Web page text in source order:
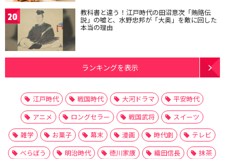
20 教科書と違う！江戸時代の田沼意次「賄賂伝
説」の嘘と、水野忠邦が「大奥」を敵に回した
本当の理由
ランキングを表示
江戸時代 戦国時代 大河ドラマ
平安時代
アニメ
ロングセラー 戦国武将
スイーツ
雑学
お菓子 幕末 漫画 時代劇
テレビ
べらぼう
明治時代 徳川家康 織田信長
抹茶